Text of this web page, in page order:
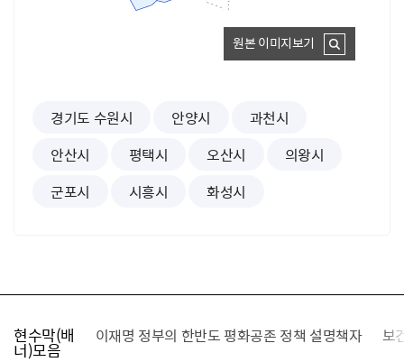
원본 이미지보기
경기도 수원시 안양시
과천시
안산시
평택시 오산시
의왕시
군포시
시흥시 화성시
현수막(배
너)모음
찾습니다 이재명 정부의 한반도 평화공존 정책 설명책자 보